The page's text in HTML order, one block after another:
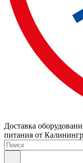
Доставка
питания от